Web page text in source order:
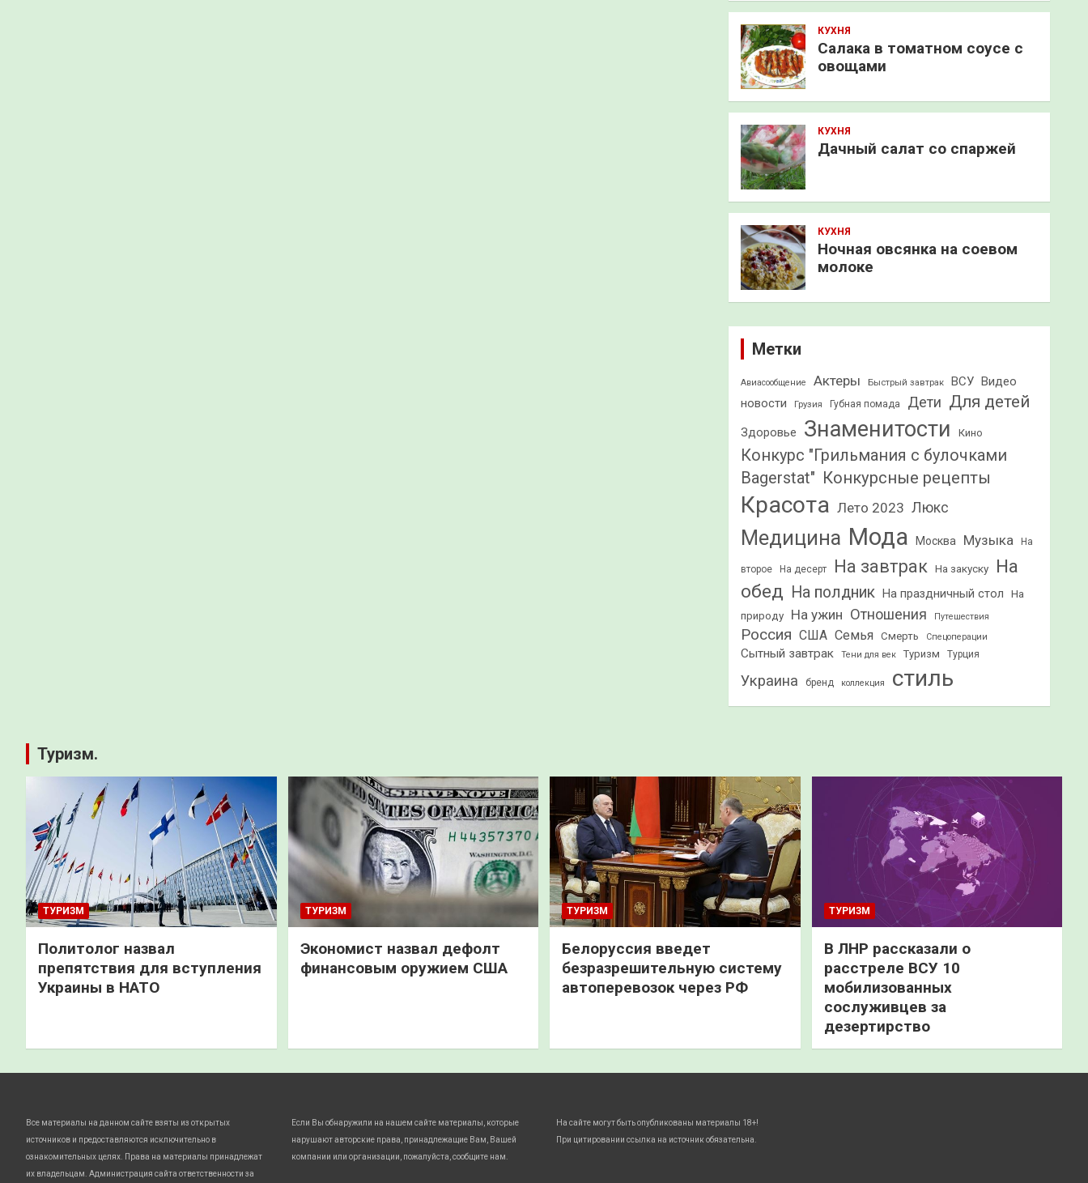
КУХНЯ
Салака в томатном соусе с
овощами
КУХНЯ
Дачный салат со спаржей
КУХНЯ
Ночная овсянка на соевом
молоке
Метки
Авиасообщение Актеры Быстрый завтрак ВСУ Видео
новости
Грузия Губная помада Дети Для детей
Здоровье Знаменитости Кино
Конкурс "Грильмания с булочками
Bagerstat" Конкурсные рецепты
Красота Лето 2023 Люкс
Медицина Мода Москва Музыка На
второе На десерт На завтрак На закуску
На
обед На полдник На праздничный стол
На
природу
На ужин Отношения Путешествия
Россия США Семья Смерть Спецоперации
Сытный завтрак Тени для век Туризм Турция
Украина бренд коллекция стиль
Туризм.
ТУРИЗМ
Политолог назвал
препятствия для вступления
Украины в НАТО
ТУРИЗМ
Экономист назвал дефолт
финансовым оружием США
ТУРИЗМ
Белоруссия введет
безразрешительную систему
автоперевозок через РФ
ТУРИЗМ
В ЛНР рассказали о
расстреле ВСУ 10
мобилизованных
сослуживцев за
дезертирство
Все материалы на данном сайте взяты из открытых
источников и предоставляются исключительно в
ознакомительных целях. Права на материалы принадлежат
их владельцам. Администрация сайта ответственности за
Если Вы обнаружили на нашем сайте материалы, которые
нарушают авторские права, принадлежащие Вам, Вашей
компании или организации, пожалуйста, сообщите нам.
На сайте могут быть опубликованы материалы 18+!
При цитировании ссылка на источник обязательна.